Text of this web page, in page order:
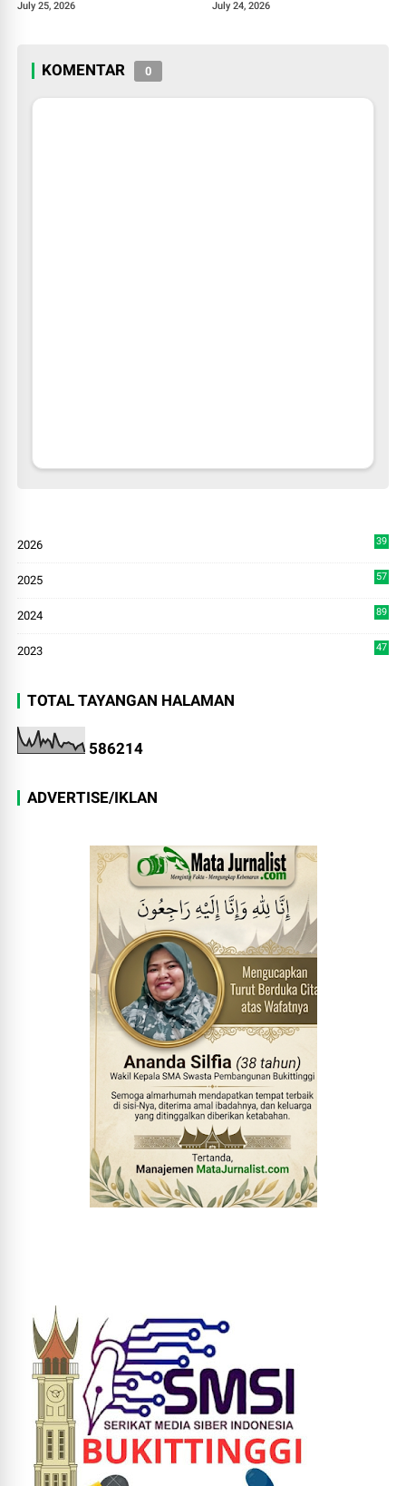
Pengalaman Edukatif Lewat
July 25, 2026 Fraksi Sepakat
July 24, 2026
KOMENTAR 0
2026
39
2025
57
2024
89
2023 47
TOTAL TAYANGAN HALAMAN
586214
ADVERTISE/IKLAN